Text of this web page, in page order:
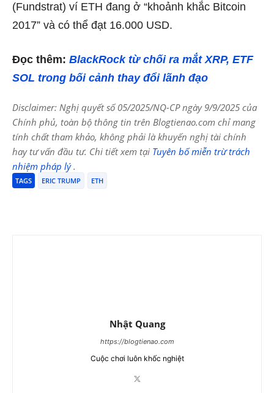
(Fundstrat) ví ETH đang ở “khoảnh khắc Bitcoin
2017” và có thể đạt 16.000 USD.
Đọc thêm: BlackRock từ chối ra mắt XRP, ETF
SOL trong bối cảnh thay đổi lãnh đạo
Disclaimer: Nghị quyết số 05/2025/NQ-CP ngày 9/9/2025 của
Chính phủ, toàn bộ thông tin trên Blogtienao.com chỉ mang
tính chất tham khảo, không phải là khuyến nghị tài chính
hay tư vấn đầu tư. Chi tiết xem tại Tuyên bố miễn trừ trách
nhiệm pháp lý.
TAGS ERIC TRUMP ETH
Nhật Quang
https://blogtienao.com
Cuộc chơi luôn khốc nghiệt